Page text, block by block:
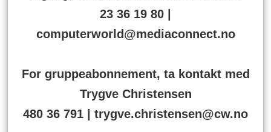
23 36 19 80 |
computerworld@mediaconnect.no
For gruppeabonnement, ta kontakt med
Trygve Christensen
480 36 791 | trygve.christensen@cw.no